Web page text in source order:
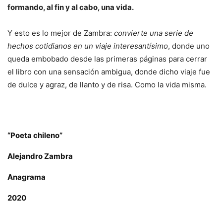
formando, al fin y al cabo, una vida.
Y esto es lo mejor de Zambra: convierte una serie de
hechos cotidianos en un viaje interesantísimo, donde uno
queda embobado desde las primeras páginas para cerrar
el libro con una sensación ambigua, donde dicho viaje fue
de dulce y agraz, de llanto y de risa. Como la vida misma.
“Poeta chileno”
Alejandro Zambra
Anagrama
2020